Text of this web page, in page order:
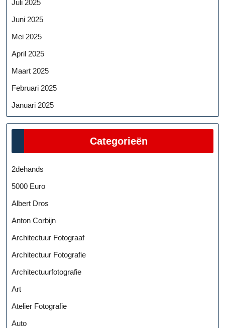
Juli 2025
Juni 2025
Mei 2025
April 2025
Maart 2025
Februari 2025
Januari 2025
Categorieën
2dehands
5000 Euro
Albert Dros
Anton Corbijn
Architectuur Fotograaf
Architectuur Fotografie
Architectuurfotografie
Art
Atelier Fotografie
Auto